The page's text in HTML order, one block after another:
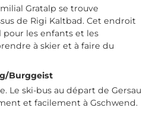
Gratalp se trouve
de Rigi Kaltbad. Cet endroit
les enfants et les
à skier et à faire du
Burggeist
Le ski-bus au départ de Gersau
et facilement à Gschwend.